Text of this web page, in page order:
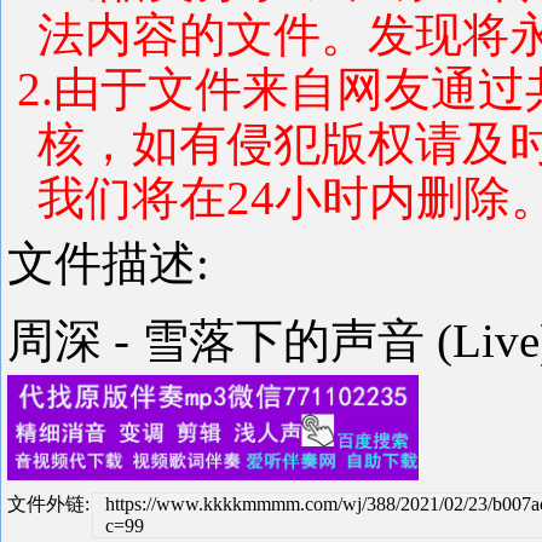
法内容的文件。发现将
2.由于文件来自网友通
核，如有侵犯版权请及
我们将在24小时内删除
文件描述:
周深 - 雪落下的声音
文件外链:
https://www.kkkkmmmm.com/wj/388/2021/02/23/
c=99